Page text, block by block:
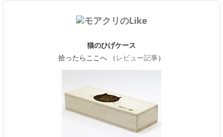
猫のひげケース
拾ったらここへ （ レビュー記事）